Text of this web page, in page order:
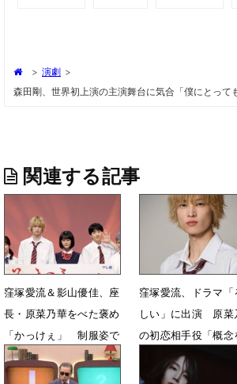
> 演劇 >
森田剛、世界初上演の主演舞台に気合「僕にとって
関連する記事
窪塚愛流＆影山優佳、座
長・原菜乃華をべた褒め
「かっけぇ」 制服姿で
会見
3月31日 07時36分
窪塚愛流、ドラマ「
しい」に出演 原菜
の初恋相手役「概念
てて演じ切りたい」
3月17日 07時30分